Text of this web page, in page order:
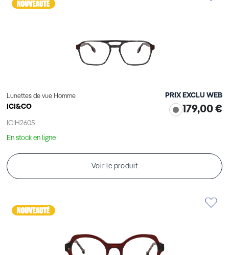
Lunettes de vue Homme
ICI&CO
ICIH2605
PRIX EXCLU WEB
179,00 €
En stock en ligne
Voir le produit